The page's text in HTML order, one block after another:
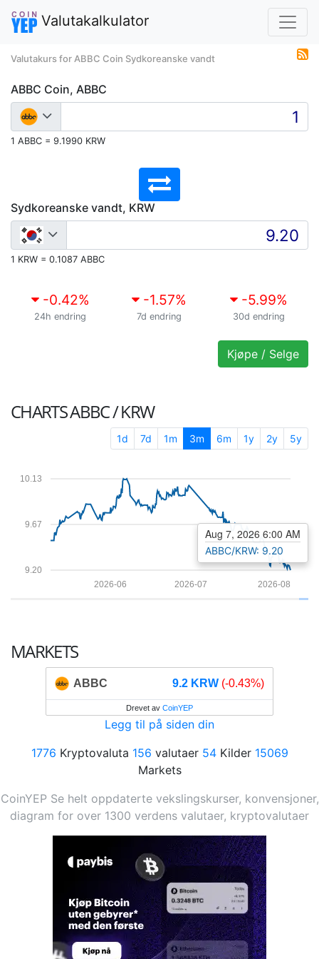
Valutakalkulator
Valutakurs for ABBC Coin Sydkoreanske vandt
ABBC Coin, ABBC
1 ABBC = 9.1990 KRW
Sydkoreanske vandt, KRW
1 KRW = 0.1087 ABBC
-0.42%
24h endring
-1.57%
7d endring
-5.99%
30d endring
Kjøpe / Selge
CHARTSABBC / KRW
1d 7d 1m 3m 6m 1y 2y 5y
9.20
9.67
10.13
2026-08
2026-07
2026-06
Aug 7, 2026 6:00 AM
ABBC/KRW: 9.20
MARKETS
ABBC 9.2 KRW (-0.43%)
Drevet av CoinYEP
Legg til på siden din
1776 Kryptovaluta 156 valutaer 54Kilder 15069
Markets
CoinYEP Se helt oppdaterte vekslingskurser, konvensjoner,
diagram for over 1300 verdens valutaer, kryptovalutaer